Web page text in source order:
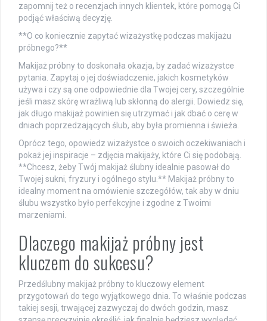
zapomnij też o recenzjach innych klientek, które pomogą Ci
podjąć właściwą decyzję.
**O co koniecznie zapytać wizażystkę podczas makijażu
próbnego?**
Makijaż próbny to doskonała okazja, by zadać wizażystce
pytania. Zapytaj o jej doświadczenie, jakich kosmetyków
używa i czy są one odpowiednie dla Twojej cery, szczególnie
jeśli masz skórę wrażliwą lub skłonną do alergii. Dowiedz się,
jak długo makijaż powinien się utrzymać i jak dbać o cerę w
dniach poprzedzających ślub, aby była promienna i świeża.
Oprócz tego, opowiedz wizażystce o swoich oczekiwaniach i
pokaż jej inspiracje – zdjęcia makijaży, które Ci się podobają.
**Chcesz, żeby Twój makijaż ślubny idealnie pasował do
Twojej sukni, fryzury i ogólnego stylu.** Makijaż próbny to
idealny moment na omówienie szczegółów, tak aby w dniu
ślubu wszystko było perfekcyjne i zgodne z Twoimi
marzeniami.
Dlaczego makijaż próbny jest
kluczem do sukcesu?
Przedślubny makijaż próbny to kluczowy element
przygotowań do tego wyjątkowego dnia. To właśnie podczas
takiej sesji, trwającej zazwyczaj do dwóch godzin, masz